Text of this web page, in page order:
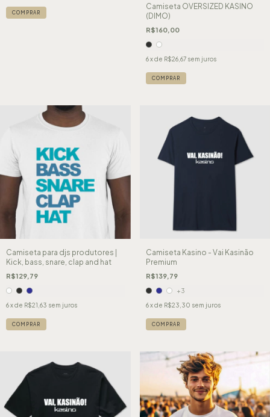
COMPRAR
Camiseta OVERSIZED KASINO
(DIMO)
R$160,00
6 x de R$26,67 sem juros
COMPRAR
Camiseta para djs produtores |
Kick, bass, snare, clap and hat
R$129,79
6x de R$21,63 sem juros
COMPRAR
Camiseta Kasino - Vai Kasinão
Premium
R$139,79
+3
6 x de R$23,30 sem juros
COMPRAR